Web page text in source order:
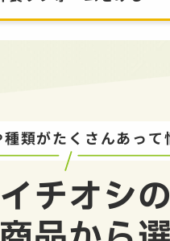
種類がたくさんあっ
チオシの